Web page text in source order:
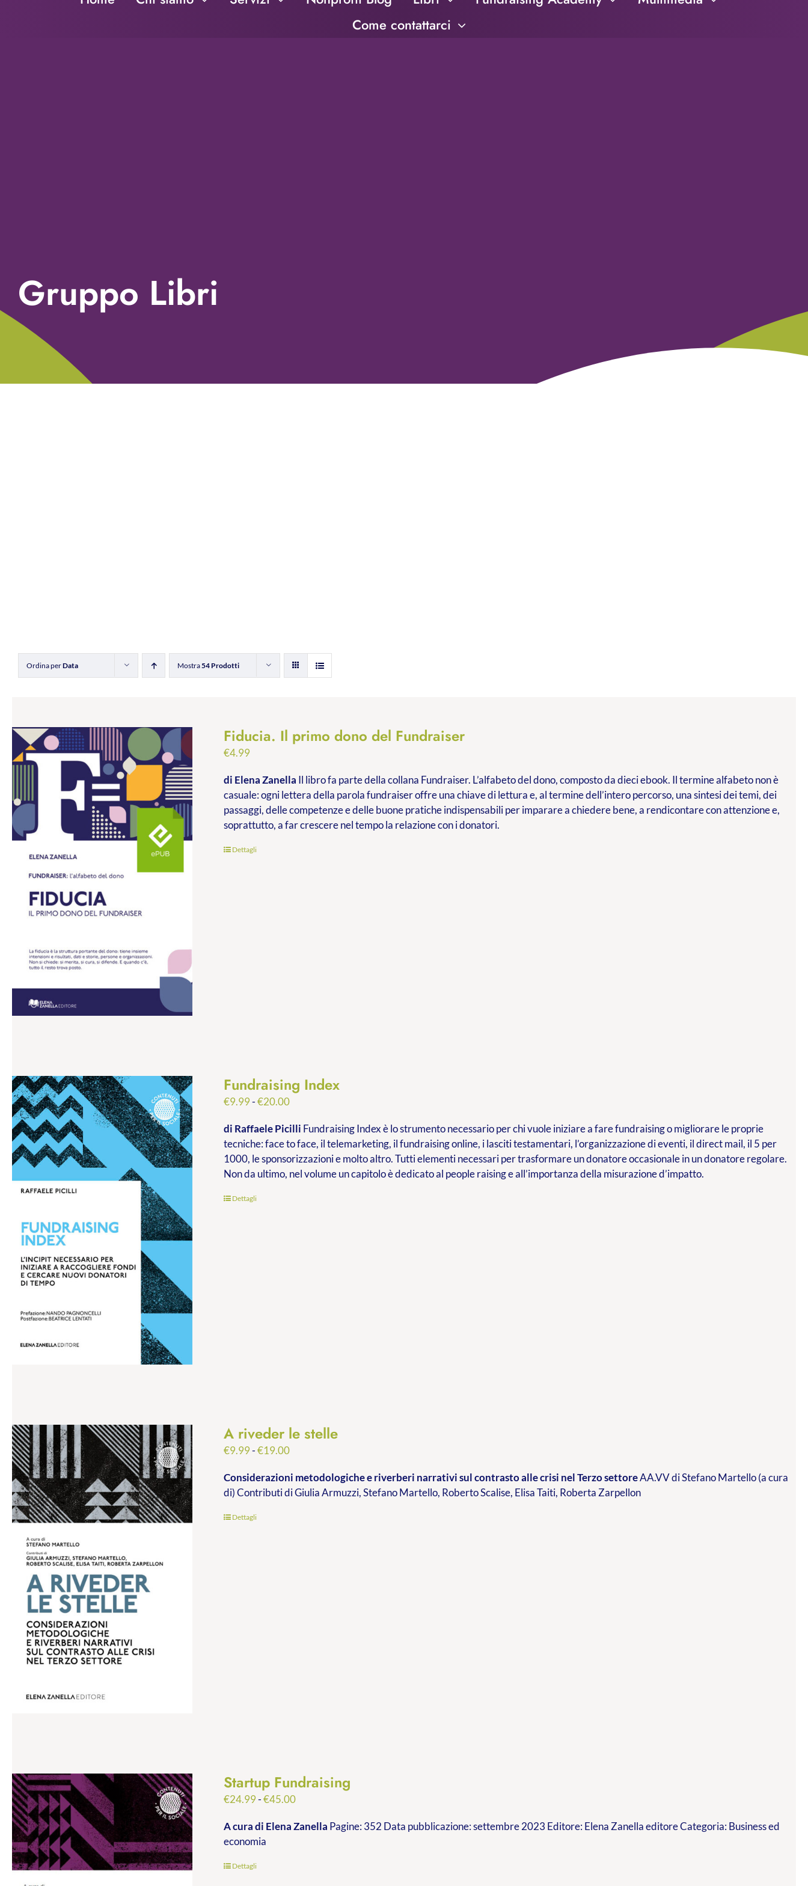
Come contattarci
Gruppo Libri
Ordina perData Mostra54 Prodotti
Fiducia. Il primo dono del Fundraiser
€4.99
di Elena Zanella Il libro fa parte della collana Fundraiser. L’alfabeto del dono, composto da dieci ebook. Il termine alfabeto non è
casuale: ogni lettera della parola fundraiser offre una chiave di lettura e, al termine dell’intero percorso, una sintesi dei temi, dei
passaggi, delle competenze e delle buone pratiche indispensabili per imparare a chiedere bene, a rendicontare con attenzione e,
soprattutto, a far crescere nel tempo la relazione con i donatori.
Dettagli
Fundraising Index
€9.99-€20.00Fascia
prezzo:
da
€9.99
a
di Raffaele Picilli Fundraising Index è lo strumento necessario per chi vuole iniziare a fare fundraising o migliorare le proprie
tecniche: face to face, il telemarketing, il fundraising online, i lasciti testamentari, l’organizzazione di eventi, il direct mail, il 5 per
1000, le sponsorizzazioni e molto altro. Tutti elementi necessari per trasformare un donatore occasionale in un donatore regolare.
Non da ultimo, nel volume un capitolo è dedicato al people raising e all’importanza della misurazione d’impatto.
Dettagli
A riveder le stelle
€9.99-€19.00Fascia
prezzo:
da
Considerazioni metodologiche e riverberi narrativi sul contrasto alle crisi nel Terzo settoreAA.VV di Stefano Martello (a cura
di) Contributi di Giulia Armuzzi, Stefano Martello, Roberto Scalise, Elisa Taiti, Roberta Zarpellon
Dettagli
Startup Fundraising
€24.99-€45.00Fascia
prezzo:
A cura di Elena Zanella Pagine: 352 Data pubblicazione: settembre 2023 Editore: Elena Zanella editore Categoria: Business ed
economia
Dettagli